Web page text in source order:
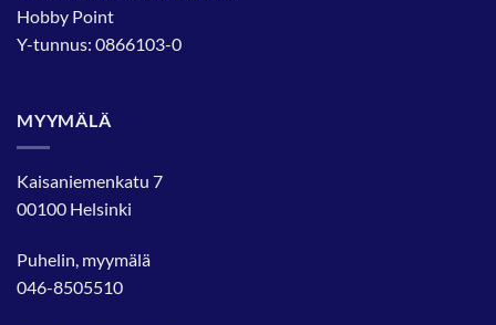
Hobby Point
Y-tunnus: 0866103-0
MYYMÄLÄ
Kaisaniemenkatu 7
00100 Helsinki
Puhelin, myymälä
046-8505510